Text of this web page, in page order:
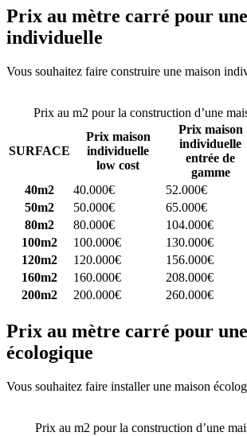
Prix au mètre carré pour
individuelle
Vous souhaitez faire construire une maison
Prix au m2 pour la construction d’une
SURFACE
Prix maison
individuelle
low cost
Prix maison
individuelle
entrée de
gamme
40m2
40.000€ 52.000€
50m2
50.000€ 65.000€
80m2
80.000€ 104.000€
100m2
100.000€ 130.000€
120m2
120.000€ 156.000€
160m2
160.000€ 208.000€
200m2
200.000€ 260.000€
Prix au mètre carré pour
écologique
Vous souhaitez faire installer une maison
Prix au m2 pour la construction d’une